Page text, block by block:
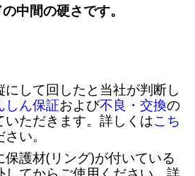
中間の硬さです。
にして回したと当社が判断し
しん保証および不良・交換の
いただきます。詳しくはこち
い。
保護材(リング)が付いている